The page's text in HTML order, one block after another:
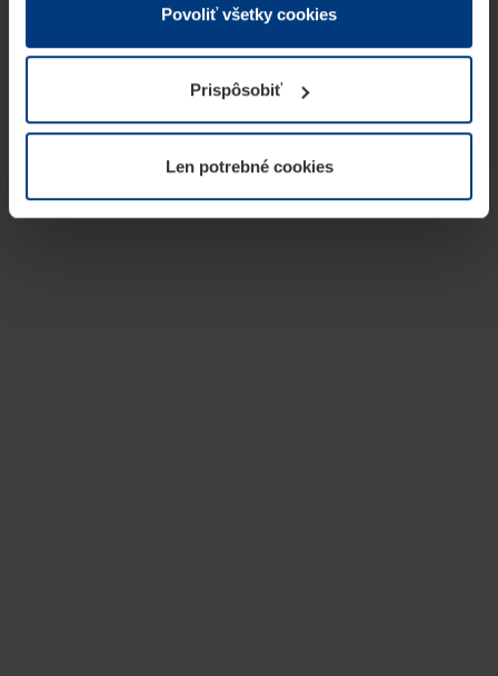
Z právneho hľadiska môžeme cookies ukladať na Vašom
prevádzku tejto stránky. Pre všetky ostatné typy cookie
potrebujeme Vaše povolenie. Vaše povolenie môžete
kedykoľvek zmeniť alebo odvolať vo vysvetlení cookie
našej webovej stránky.
Povoliť všetky cookies
Prispôsobiť
Len potrebné cookies